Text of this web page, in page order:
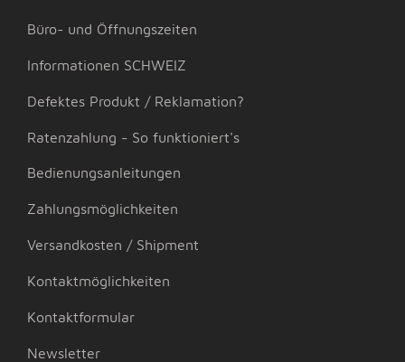
Büro- und Öffnungszeiten
Informationen SCHWEIZ
Defektes Produkt / Reklamation?
Ratenzahlung - So funktioniert's
Bedienungsanleitungen
Zahlungsmöglichkeiten
Versandkosten / Shipment
Kontaktmöglichkeiten
Kontaktformular
Newsletter